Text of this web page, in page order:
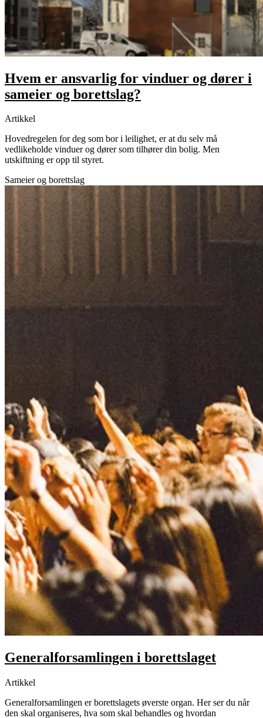
Hvem er ansvarlig for vinduer og dører i
sameier og borettslag?
Artikkel
Hovedregelen for deg som bor i leilighet, er at du selv må
vedlikeholde vinduer og dører som tilhører din bolig. Men
utskiftning er opp til styret.
Sameier og borettslag
Generalforsamlingen i borettslaget
Artikkel
Generalforsamlingen er borettslagets øverste organ. Her ser du når
den skal organiseres, hva som skal behandles og hvordan